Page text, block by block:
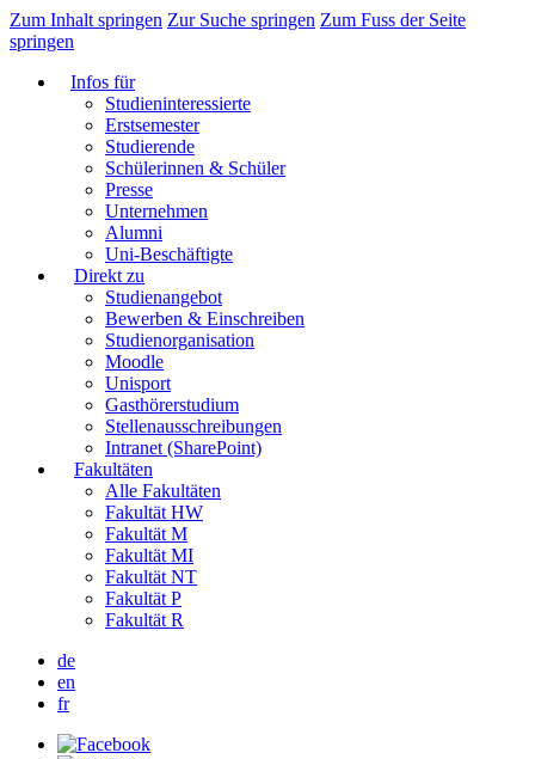
Zum Inhalt springen Zur Suche springen Zum Fuss der Seite
springen
Infos für
Studieninteressierte
Erstsemester
Studierende
Schülerinnen & Schüler
Presse
Unternehmen
Alumni
Uni-Beschäftigte
Direkt zu
Studienangebot
Bewerben & Einschreiben
Studienorganisation
Moodle
Unisport
Gasthörerstudium
Stellenausschreibungen
Intranet (SharePoint)
Fakultäten
Alle Fakultäten
Fakultät HW
Fakultät M
Fakultät MI
Fakultät NT
Fakultät P
Fakultät R
de
en
fr